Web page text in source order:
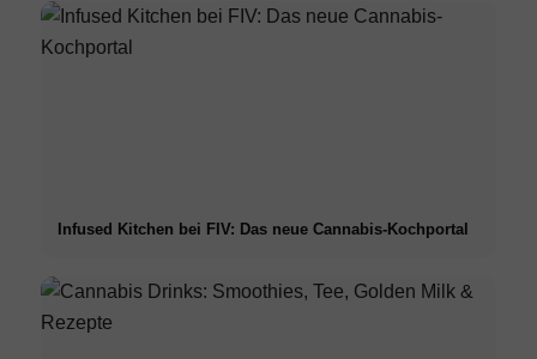
Infused Kitchen bei FIV: Das neue Cannabis-Kochportal